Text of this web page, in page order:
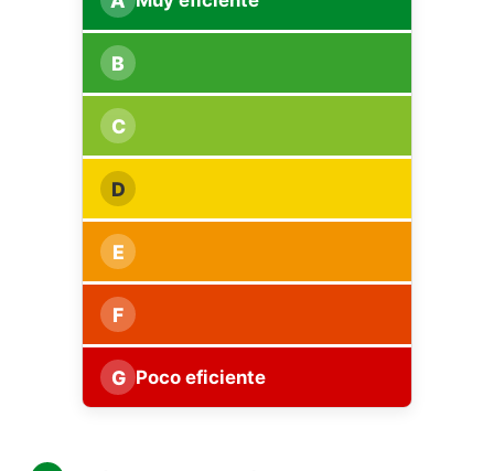
B
C
D
E
F
G Poco eficiente